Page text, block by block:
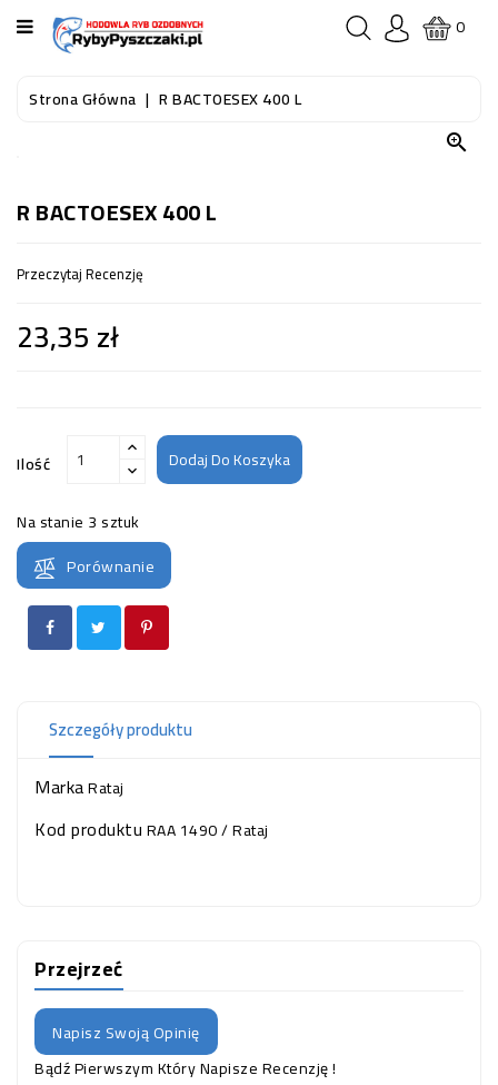
KATEGORIA
STRONA
AKWARIOWE
DO
WODNEGO
I
(SPRZĘT)
OCZKO
WODNE
(SPRZĘT)
KONTAKT
0
Strona Główna R BACTOESEX 400 L

R BACTOESEX 400 L
Przeczytaj Recenzję
23,35 zł
Ilość Dodaj Do Koszyka
Na stanie 3 sztuk
Porównanie
Szczegóły produktu
MarkaRataj
Kod produktuRAA 1490 / Rataj
Przejrzeć
Napisz Swoją Opinię
Bądź Pierwszym Który Napisze Recenzję !